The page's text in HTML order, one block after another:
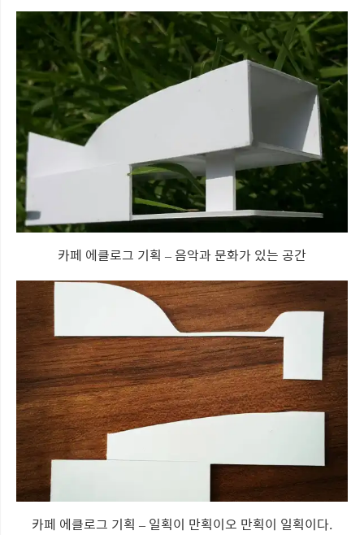
카페 에클로그 기획 – 음악과 문화가 있는 공간
카페 에클로그 기획 – 일획이 만획이오 만획이 일획이다.